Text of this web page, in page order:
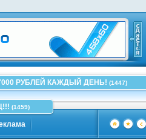
РУБЛЕЙ КАЖДЫЙ ДЕНЬ! (1447)
(1459)